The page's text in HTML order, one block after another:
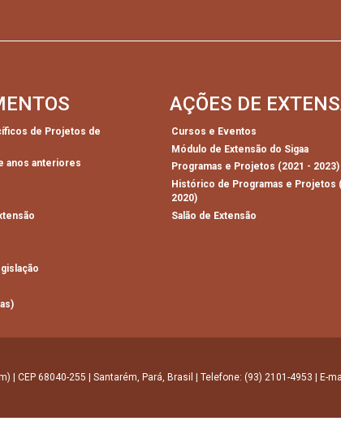
de Projetos de
anos anteriores
AÇÕES DE
Cursos e Eventos
Módulo de Extensão do Sigaa
Programas e Projetos (2021 - 2023)
Histórico de Programas e Projetos
2020)
Salão de Extensão
| CEP 68040-255 | Santarém, Pará, Brasil | Telefone: (93) 2101-4953 | E-